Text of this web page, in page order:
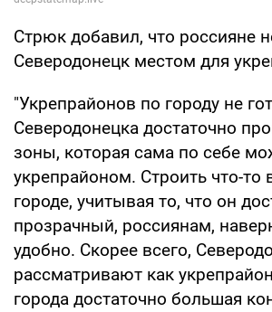
Стрюк добавил, что россияне
Северодонецк местом для
"Укрепрайонов по городу не
Северодонецка достаточно
зоны, которая сама по себе
укрепрайоном. Строить что-то
городе, учитывая то, что он
прозрачный, россиянам,
удобно. Скорее всего,
рассматривают как
города достаточно большая